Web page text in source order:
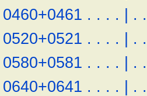
0460+0461 . . . . | . .
0520+0521 . . . . | . .
0580+0581 . . . . | . .
0640+0641 . . . . | . .